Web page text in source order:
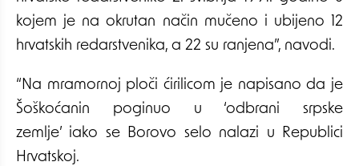
kojem je na okrutan način mučeno i ubijeno 12
hrvatskih redarstvenika, a 22 su ranjena”, navodi.
“Na mramornoj ploči ćirilicom je napisano da je
Šoškoćanin poginuo u ‘odbrani srpske
zemlje’ iako se Borovo selo nalazi u Republici
Hrvatskoj.